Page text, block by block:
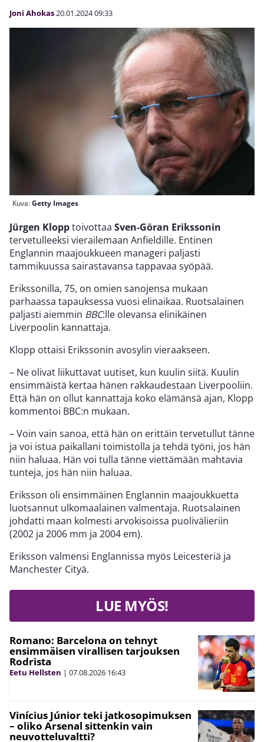
Joni Ahokas20.01.202409:33
Kuva:Getty Images
Jürgen Klopptoivottaa Sven-Göran Erikssonin
tervetulleeksi vierailemaan Anfieldille. Entinen
Englannin maajoukkueen manageri paljasti
tammikuussa sairastavansa tappavaa syöpää.
Erikssonilla, 75, on omien sanojensa mukaan
parhaassa tapauksessa vuosi elinaikaa. Ruotsalainen
paljasti aiemmin BBC:lle olevansa elinikäinen
Liverpoolin kannattaja.
Klopp ottaisi Erikssonin avosylin vieraakseen.
– Ne olivat liikuttavat uutiset, kun kuulin siitä. Kuulin
ensimmäistä kertaa hänen rakkaudestaan Liverpooliin.
Että hän on ollut kannattaja koko elämänsä ajan, Klopp
kommentoi BBC:n mukaan.
– Voin vain sanoa, että hän on erittäin tervetullut tänne
ja voi istua paikallani toimistolla ja tehdä työni, jos hän
niin haluaa. Hän voi tulla tänne viettämään mahtavia
tunteja, jos hän niin haluaa.
Eriksson oli ensimmäinen Englannin maajoukkuetta
luotsannut ulkomaalainen valmentaja. Ruotsalainen
johdatti maan kolmesti arvokisoissa puolivälieriin
(2002 ja 2006 mm ja 2004 em).
Eriksson valmensi Englannissa myös Leicesteriä ja
Manchester Cityä.
LUE MYÖS!
Romano: Barcelona on tehnyt
ensimmäisen virallisen tarjouksen
Rodrista
Eetu Hellsten | 07.08.2026 16:43
Vinícius Júnior teki jatkosopimuksen
– oliko Arsenal sittenkin vain
neuvotteluvaltti?